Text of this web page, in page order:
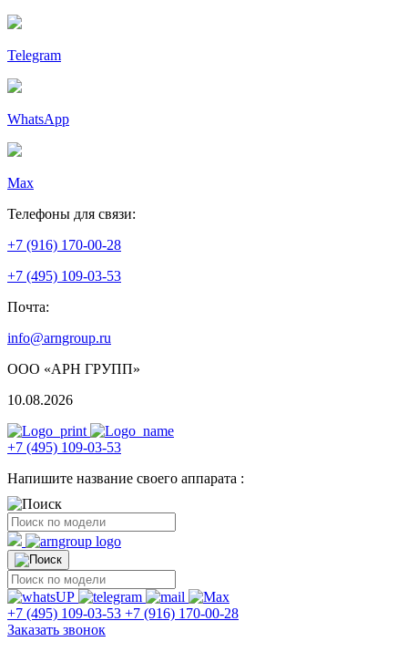
Telegram
WhatsApp
Max
Телефоны для связи:
+7 (916) 170-00-28
+7 (495) 109-03-53
Почта:
info@arngroup.ru
ООО «АРН ГРУПП»
10.08.2026
+7 (495) 109-03-53
Напишите название своего аппарата :
+7 (495) 109-03-53 +7 (916) 170-00-28
Заказать звонок